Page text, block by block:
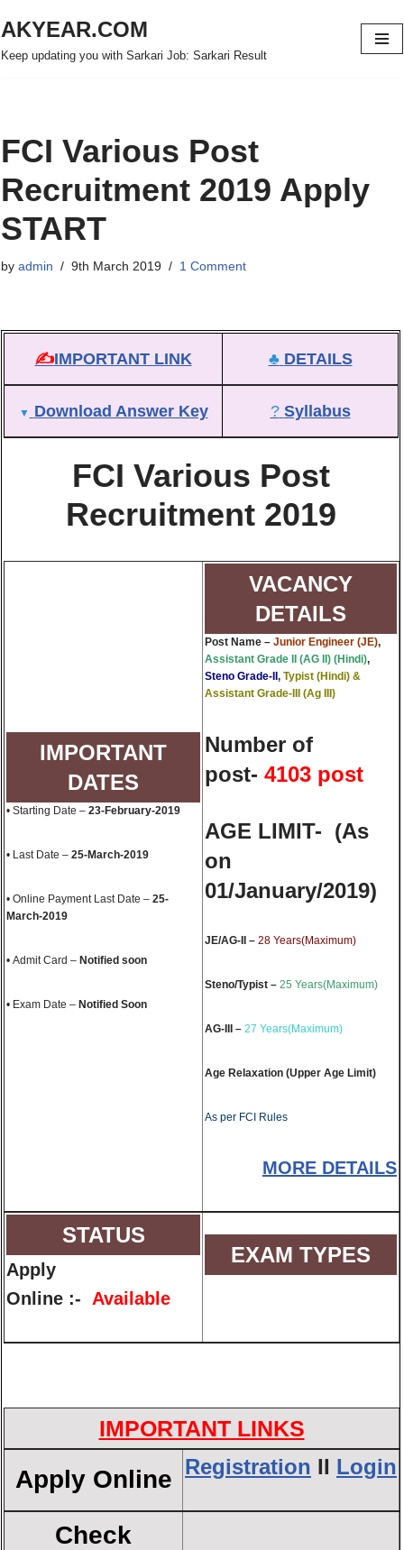
AKYEAR.COM
Keep updating you with Sarkari Job: Sarkari Result
FCI Various Post
Recruitment 2019 Apply
START
by admin 9th March 2019 1 Comment
✍IMPORTANT LINK ♣ DETAILS
▼ Download Answer Key ? Syllabus
FCI Various Post
Recruitment 2019
IMPORTANT
DATES
• Starting Date – 23-February-2019
• Last Date – 25-March-2019
• Online Payment Last Date – 25-
March-2019
• Admit Card – Notified soon
• Exam Date – Notified Soon
VACANCY
DETAILS
Post Name – Junior Engineer (JE),
Assistant Grade II (AG II) (Hindi),
Steno Grade-II , Typist (Hindi) &
Assistant Grade-III (Ag III)
Number of
post- 4103 post
AGE LIMIT- (As
on
01/January/2019)
JE/AG-II – 28 Years(Maximum)
Steno/Typist – 25 Years(Maximum)
AG-III – 27 Years(Maximum)
Age Relaxation (Upper Age Limit)
As per FCI Rules
MORE DETAILS
STATUS
Apply
Online :- Available
EXAM TYPES
IMPORTANT LINKS
Apply Online Registration II Login
Check